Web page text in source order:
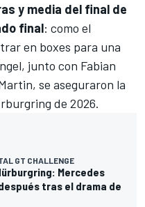
y media del final de
final: como el
en boxes para una
junto con Fabian
, se aseguraron la
de 2026.
GT CHALLENGE
Mercedes
tras el drama de